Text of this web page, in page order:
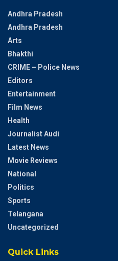
Andhra Pradesh
Andhra Pradesh
Arts
Bhakthi
CRIME – Police News
Editors
Entertainment
Film News
Health
Journalist Audi
Latest News
Movie Reviews
National
Politics
Sports
Telangana
Uncategorized
Quick Links